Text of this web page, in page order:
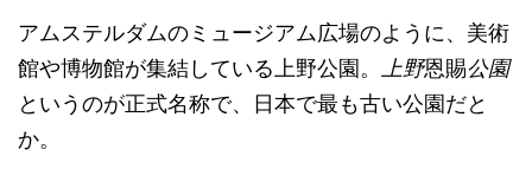
アムステルダムのミュージアム広場のように、美術
館や博物館が集結している上野公園。
上野恩賜公園
というのが正式名称で、日本で最も古い公園だと
か。